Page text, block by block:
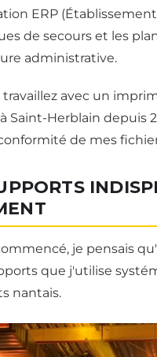
ERP
de secours et les
administrative.
travaillez avec un
Saint-Herblain depuis
de mes
je pensais
que j'utilise
nantais.